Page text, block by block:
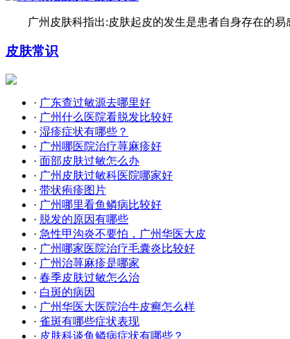
广州皮肤科指出:皮肤起皮的发生是患者自身存在的
皮肤常识
· 广东查过敏源去哪里好
· 广州什么医院看脱发比较好
· 湿疹症状有哪些？
· 广州哪医院治疗荨麻疹好
· 面部皮肤过敏怎么办
· 广州皮肤过敏科医院哪家好
· 带状疱疹图片
· 广州哪里看鱼鳞病比较好
· 脱发的原因有哪些
· 急性甲沟炎不要怕，广州华医大皮
· 广州哪家医院治疗毛囊炎比较好
· 广州治荨麻疹是哪家
· 春季皮肤过敏怎么治
· 白斑的病因
· 广州华医大医院治牛皮癣怎么样
· 雀斑有哪些症状表现
· 皮肤科谈鱼鳞病症状有哪些？